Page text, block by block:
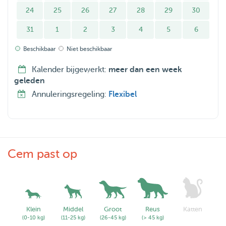
24 25 26 27 28 29 30
31 1 2 3 4 5 6
Beschikbaar Niet beschikbaar
Kalender bijgewerkt: meer dan een week
geleden
Annuleringsregeling: Flexibel
Cem past op
Klein
(0-10 kg)
Middel
(11-25 kg)
Groot
(26-45 kg)
Reus
(> 45 kg)
Katten